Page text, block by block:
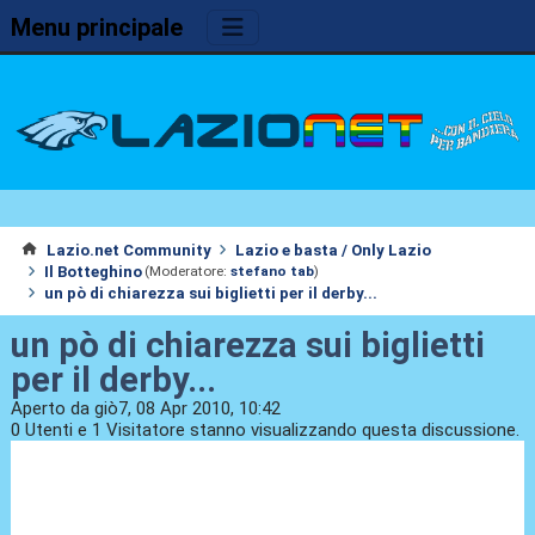
Menu principale
Lazio.net Community
Lazio e basta / Only Lazio
Il Botteghino (Moderatore: stefano tab)
un pò di chiarezza sui biglietti per il derby...
un pò di chiarezza sui biglietti
per il derby...
Aperto da giò7, 08 Apr 2010, 10:42
0 Utenti e 1 Visitatore stanno visualizzando questa discussione.